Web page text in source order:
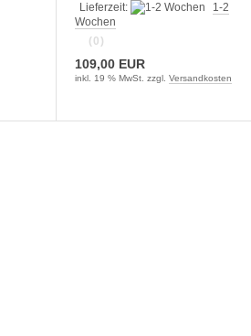
Lieferzeit:
1-2
Wochen
(0)
109,00 EUR
inkl. 19 % MwSt. zzgl. Versandkosten